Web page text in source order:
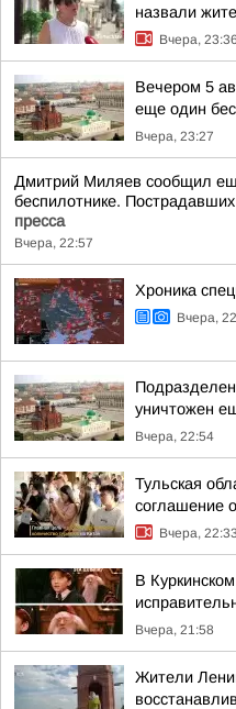
назвали
Вчера, 23:36
Вечером 5
еще один
Вчера, 23:27
Дмитрий Миляев сообщил
беспилотнике.
пресса
Вчера, 22:57
Хроника
Вчера,
уничтожен
Вчера, 22:54
Тульская
соглашение
Вчера, 22:33
В
Вчера, 21:58
Жители